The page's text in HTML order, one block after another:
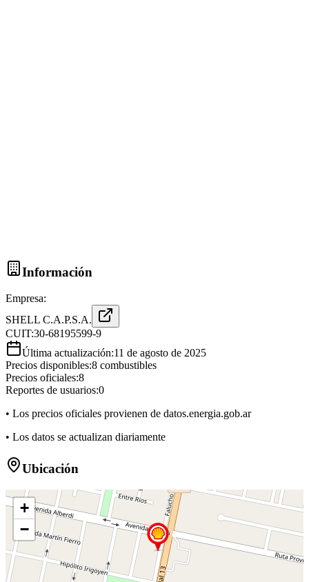
Información
Empresa:
SHELL C.A.P.S.A.
CUIT:30-68195599-9
Última actualización:11 de agosto de 2025
Precios disponibles:8 combustibles
Precios oficiales:8
Reportes de usuarios:0
• Los precios oficiales provienen de datos.energia.gob.ar
• Los datos se actualizan diariamente
Ubicación
+
−